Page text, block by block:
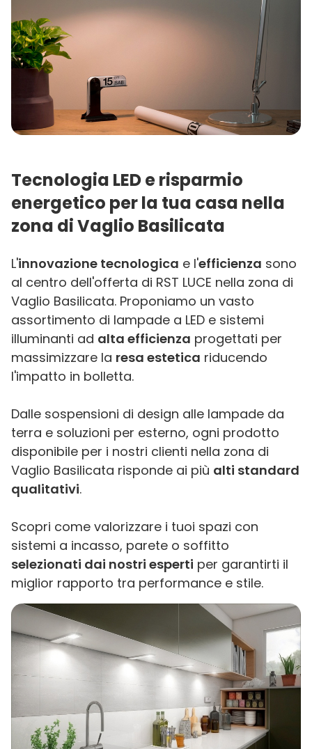
Tecnologia LED e risparmio
energetico per la tua casa nella
zona di Vaglio Basilicata
L'innovazione tecnologica e l'efficienza sono
al centro dell'offerta di RST LUCE nella zona di
Vaglio Basilicata. Proponiamo un vasto
assortimento di lampade a LED e sistemi
illuminanti ad alta efficienza progettati per
massimizzare la resa estetica riducendo
l'impatto in bolletta.
Dalle sospensioni di design alle lampade da
terra e soluzioni per esterno, ogni prodotto
disponibile per i nostri clienti nella zona di
Vaglio Basilicata risponde ai più alti standard
qualitativi.
Scopri come valorizzare i tuoi spazi con
sistemi a incasso, parete o soffitto
selezionati dai nostri esperti per garantirti il
miglior rapporto tra performance e stile.